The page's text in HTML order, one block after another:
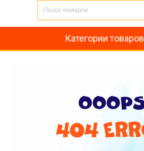
Категории товаров